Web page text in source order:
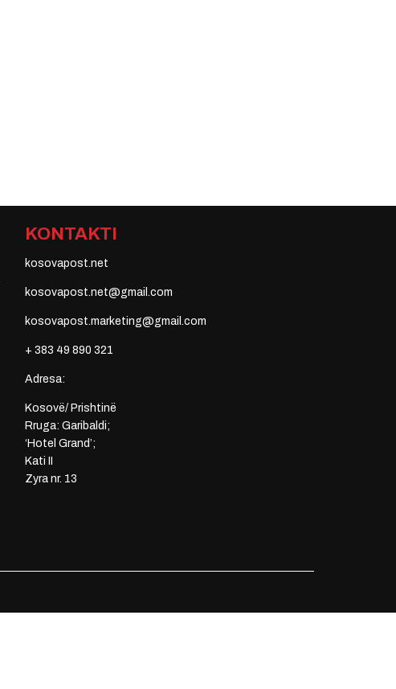
KONTAKTI
kosovapost.net
kosovapost.net@gmail.com
kosovapost.marketing@gmail.com
+ 383 49 890 321
Adresa:
Kosovë/ Prishtinë
Rruga: Garibaldi;
‘Hotel Grand’;
Kati II
Zyra nr. 13